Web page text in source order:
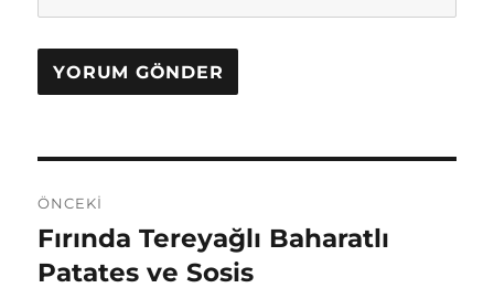
gezinmesi
ÖNCEKI
Önceki
yazı:
Fırında Tereyağlı Baharatlı
Patates ve Sosis